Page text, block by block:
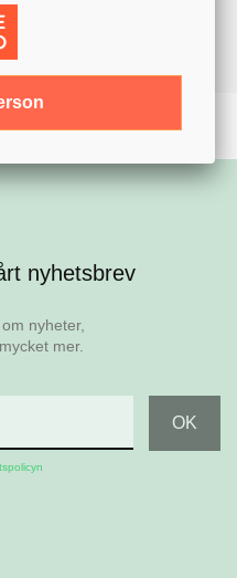
nyhetsbrev
nyheter,
mer.